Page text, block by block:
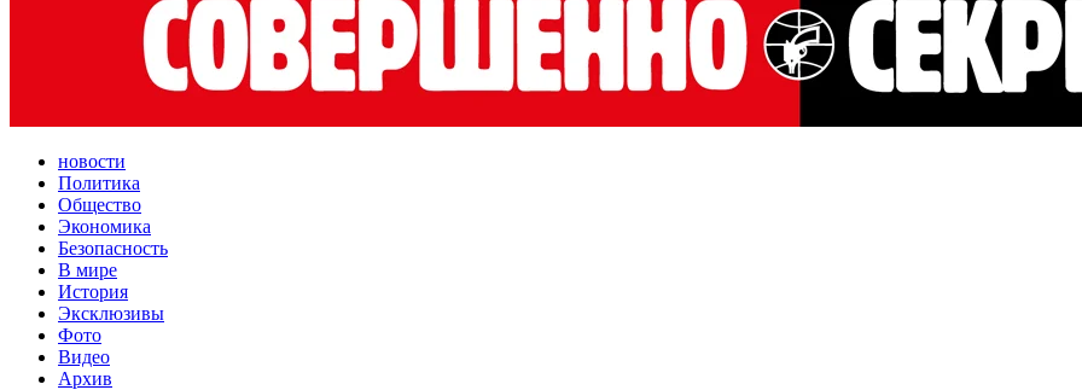
новости
Политика
Общество
Экономика
Безопасность
В мире
История
Эксклюзивы
Фото
Видео
Архив